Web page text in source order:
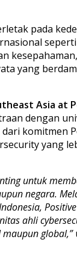
pada
yang
Asia at
dengan
komitmen
yang
untuk
negara.
ahli
global,”